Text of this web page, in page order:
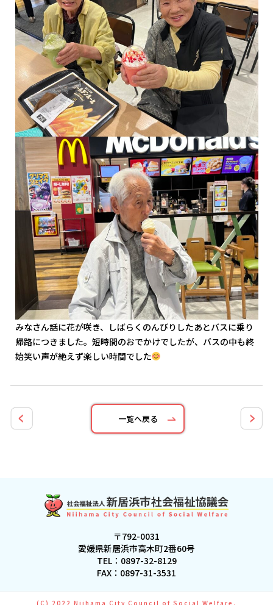
みなさん話に花が咲き、しばらくのんびりしたあとバスに乗り
帰路につきました。短時間のおでかけでしたが、バスの中も終
始笑い声が絶えず楽しい時間でした
一覧へ戻る
〒792-0031
愛媛県新居浜市高木町2番60号
TEL： 0897-32-8129
FAX：0897-31-3531
(C) 2022 Niihama City Council of Social Welfare.